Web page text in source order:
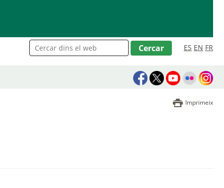
ES EN FR
Imprimeix